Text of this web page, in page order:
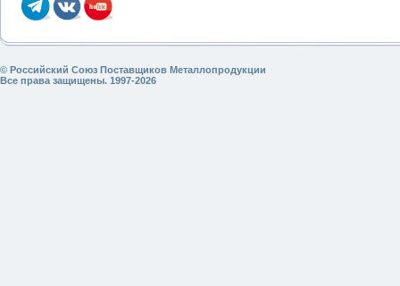
© Российский Союз Поставщиков Металлопродукции
Все права защищены. 1997-2026